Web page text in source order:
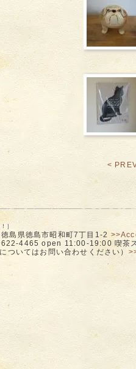
<
］
島県徳島市昭和町7丁目1-2
4465 open 11:00-19:00 喫茶
ついてはお問い合わせください）